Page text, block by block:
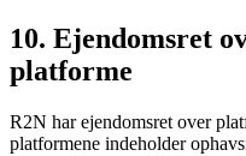
10. Ejendomsret
platforme
R2N har ejendomsret over
platformene indeholder